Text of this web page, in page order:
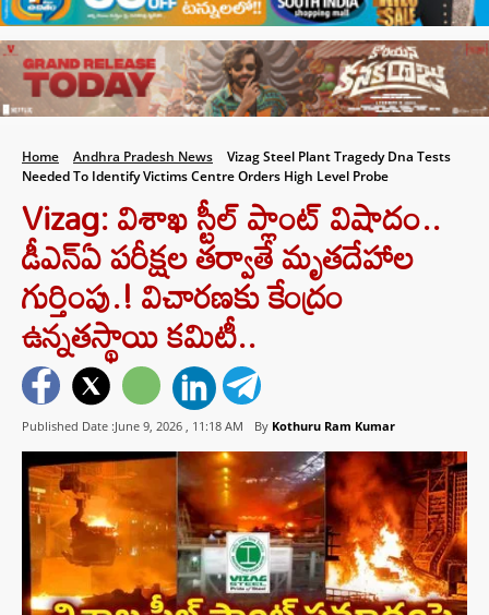
Home Andhra Pradesh News
Vizag Steel Plant Tragedy Dna Tests
Needed To Identify Victims Centre Orders High Level Probe
Vizag: విశాఖ స్టీల్ ప్లాంట్ విషాదం..
డీఎన్‌ఏ పరీక్షల తర్వాతే మృతదేహాల
గుర్తింపు.! విచారణకు కేంద్రం
ఉన్నతస్థాయి కమిటీ..
Published Date :June 9, 2026 , 11:18 AM By Kothuru Ram Kumar